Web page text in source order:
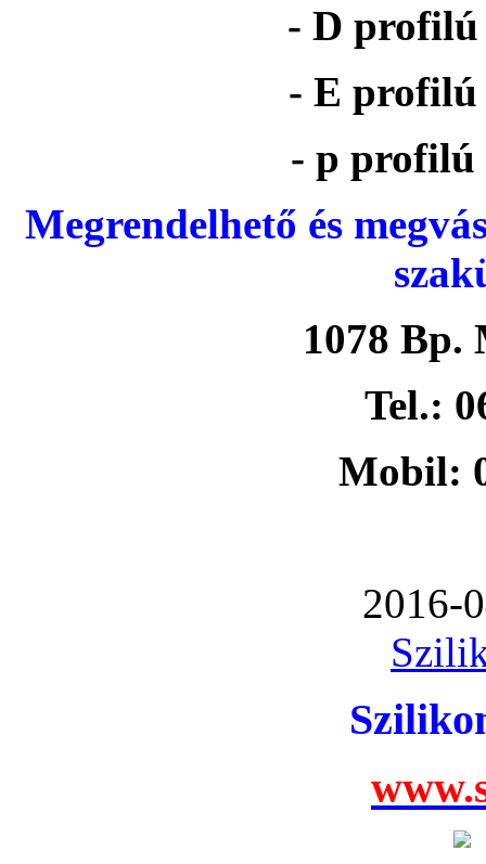
- D profilú
- E profilú
- p profilú
Megrendelhető és
1078 Bp.
Tel.:
Mobil:
2016-